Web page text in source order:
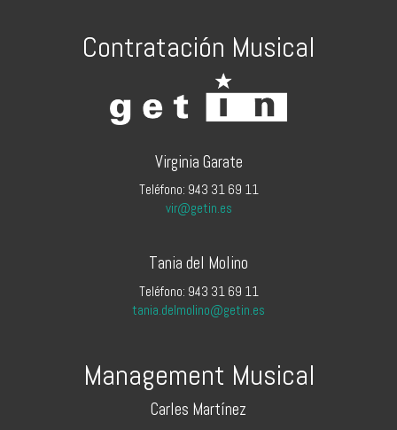
Contratación Musical
Virginia Garate
Teléfono: 943 31 69 11
vir@getin.es
Tania del Molino
Teléfono: 943 31 69 11
tania.delmolino@getin.es
Management Musical
Carles Martínez